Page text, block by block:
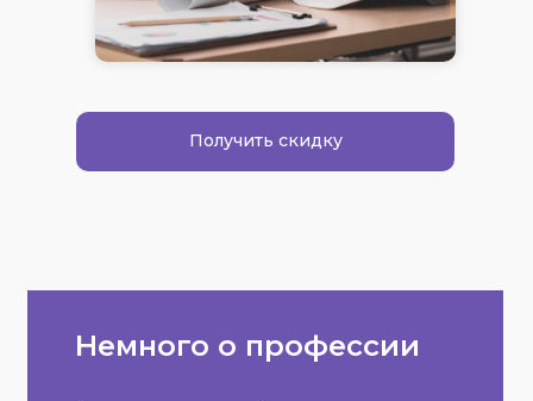
Получить скидку
Немного о профессии